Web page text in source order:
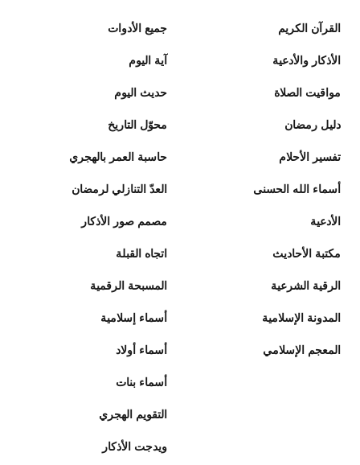
القرآن الكريم
الأذكار والأدعية
مواقيت الصلاة
دليل رمضان
تفسير الأحلام
أسماء الله الحسنى
الأدعية
مكتبة الأحاديث
الرقية الشرعية
المدونة الإسلامية
المعجم الإسلامي
جميع الأدوات
آية اليوم
حديث اليوم
محوّل التاريخ
حاسبة العمر بالهجري
العدّ التنازلي لرمضان
مصمم صور الأذكار
اتجاه القبلة
المسبحة الرقمية
أسماء إسلامية
أسماء أولاد
أسماء بنات
التقويم الهجري
ويدجت الأذكار